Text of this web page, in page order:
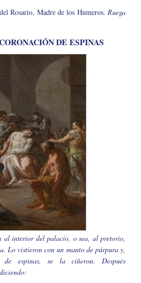
Rosario, Madre de los Humeros. Ruega
DE ESPINAS
al interior del palacio, o sea, al pretorio,
Lo vistieron con un manto de púrpura y,
de espinas, se la ciñeron. Después